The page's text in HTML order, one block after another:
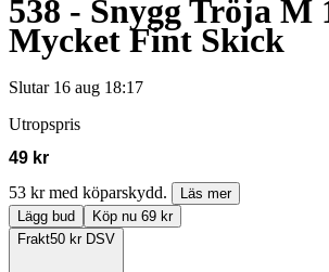
538 - Snygg Tröja M
Mycket Fint Skick
Slutar 16 aug 18:17
Utropspris
49 kr
53 kr med köparskydd.
Läs mer
Lägg bud
Köp nu 69 kr
Frakt50 kr DSV